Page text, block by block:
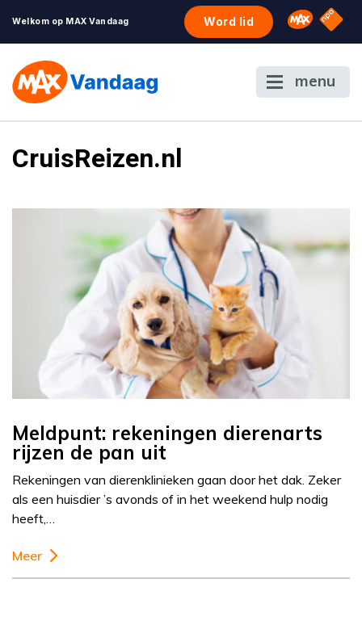
Welkom op MAX Vandaag Word lid Omroep
NPO
menu
CruisReizen.nl
Meldpunt: rekeningen dierenarts
rijzen de pan uit
Rekeningen van dierenklinieken gaan door het dak. Zeker
als een huisdier ’s avonds of in het weekend hulp nodig
heeft,…
Meer